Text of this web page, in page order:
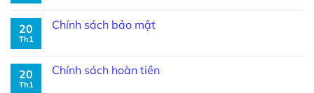
20
Th1
Chính sách bảo mật
20
Th1
Chính sách hoàn tiền